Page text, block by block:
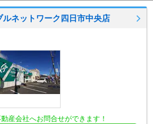
ネットワーク四日市中央店
産会社へお問合せができます！